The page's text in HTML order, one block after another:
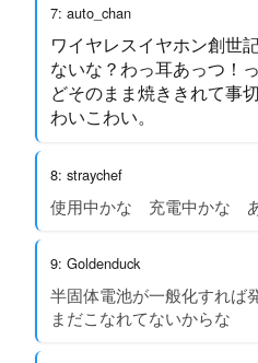
7: auto_chan
ワイヤレスイヤホン創世
ないな？わっ耳あっつ！
どそのまま焼ききれて事
わいこわい。
8: straychef
使用中かな 充電中かな
9: Goldenduck
半固体電池が一般化すれば
まだこなれてないからな